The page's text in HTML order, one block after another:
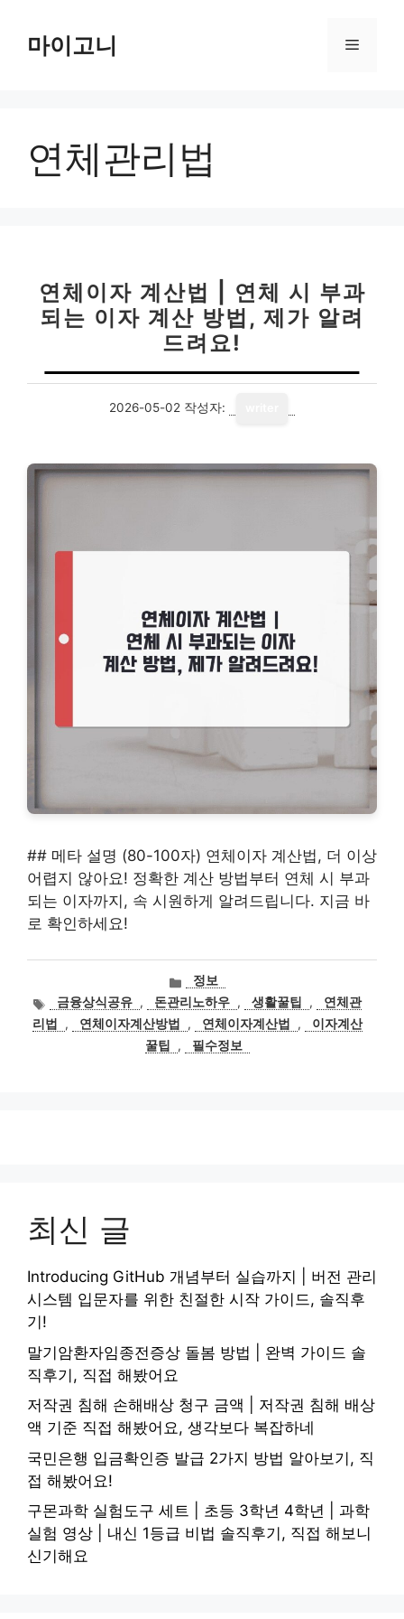
마이고니 메
연체관리법
연체이자 계산법 | 연체 시 부과
되는 이자 계산 방법, 제가 알려
드려요!
2026-05-02 작성자:
## 메타 설명 (80-100자) 연체이자 계산법, 더 이상
어렵지 않아요! 정확한 계산 방법부터 연체 시 부과
되는 이자까지, 속 시원하게 알려드립니다. 지금 바
로 확인하세요!
카
테
고
리
정보
태
그
금융상식공유 , 돈관리노하우 , 생활꿀팁 ,
연체관
리법
, 연체이자계산방법 , 연체이자계산법 ,
이자계산
꿀팁
, 필수정보
최신 글
Introducing GitHub 개념부터 실습까지 | 버전 관리
시스템 입문자를 위한 친절한 시작 가이드, 솔직후
기!
말기암환자임종전증상 돌봄 방법 | 완벽 가이드 솔
직후기, 직접 해봤어요
저작권 침해 손해배상 청구 금액 | 저작권 침해 배상
액 기준 직접 해봤어요, 생각보다 복잡하네
국민은행 입금확인증 발급 2가지 방법 알아보기, 직
접 해봤어요!
구몬과학 실험도구 세트 | 초등 3학년 4학년 | 과학
실험 영상 | 내신 1등급 비법 솔직후기, 직접 해보니
신기해요